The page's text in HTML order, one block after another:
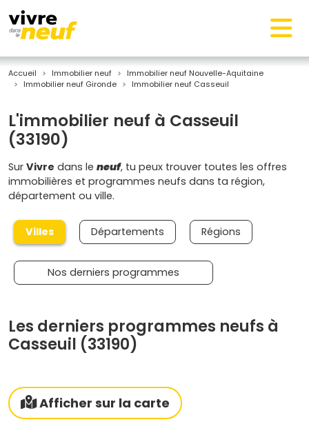
Accueil Immobilier neuf
Immobilier neuf Nouvelle-Aquitaine
Immobilier neuf Gironde
Immobilier neuf Casseuil
L'immobilier neuf à Casseuil
(33190)
Sur Vivre dans le neuf, tu peux trouver toutes les offres
immobilières et programmes neufs dans ta région,
département ou ville.
Villes Départements Régions
Nos derniers programmes
Les derniers programmes neufs à
Casseuil (33190)
Afficher sur la carte